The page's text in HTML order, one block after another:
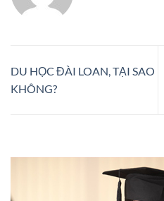
DU HỌC ĐÀI LOAN, TẠI SAO
KHÔNG?